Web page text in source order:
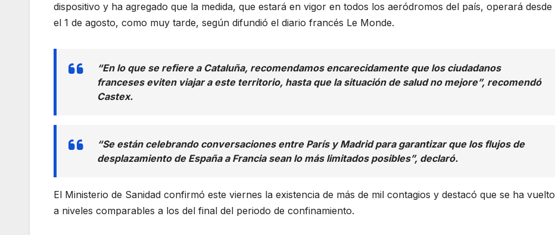
dispositivo y ha agregado que la medida, que estará en vigor en todos los aeródromos del país, operará desde
el 1 de agosto, como muy tarde, según difundió el diario francés Le Monde.
“En lo que se refiere a Cataluña, recomendamos encarecidamente que los ciudadanos
franceses eviten viajar a este territorio, hasta que la situación de salud no mejore”, recomendó
Castex.
“Se están celebrando conversaciones entre París y Madrid para garantizar que los flujos de
desplazamiento de España a Francia sean lo más limitados posibles”, declaró.
El Ministerio de Sanidad confirmó este viernes la existencia de más de mil contagios y destacó que se ha vuelto
a niveles comparables a los del final del periodo de confinamiento.